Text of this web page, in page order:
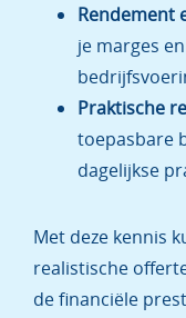
Rendement
je marges
Praktische
toepasbare
dagelijkse
Met deze kennis
realistische
de financiële